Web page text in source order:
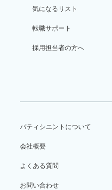
気になるリスト
転職サポート
採用担当者の方へ
パティシエントについて
会社概要
よくある質問
お問い合わせ